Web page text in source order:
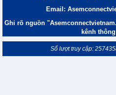
Email:
Ghi rõ nguồn
kênh
Số lượt truy cập: